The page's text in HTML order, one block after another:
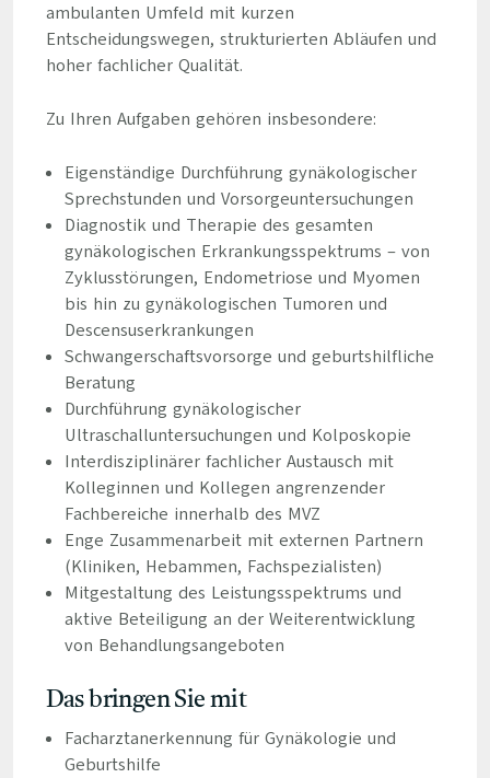
ambulanten Umfeld mit kurzen
Entscheidungswegen, strukturierten Abläufen und
hoher fachlicher Qualität.
Zu Ihren Aufgaben gehören insbesondere:
Eigenständige Durchführung gynäkologischer
Sprechstunden und Vorsorgeuntersuchungen
Diagnostik und Therapie des gesamten
gynäkologischen Erkrankungsspektrums – von
Zyklusstörungen, Endometriose und Myomen
bis hin zu gynäkologischen Tumoren und
Descensuserkrankungen
Schwangerschaftsvorsorge und geburtshilfliche
Beratung
Durchführung gynäkologischer
Ultraschalluntersuchungen und Kolposkopie
Interdisziplinärer fachlicher Austausch mit
Kolleginnen und Kollegen angrenzender
Fachbereiche innerhalb des MVZ
Enge Zusammenarbeit mit externen Partnern
(Kliniken, Hebammen, Fachspezialisten)
Mitgestaltung des Leistungsspektrums und
aktive Beteiligung an der Weiterentwicklung
von Behandlungsangeboten
Das bringen Sie mit
Facharztanerkennung für Gynäkologie und
Geburtshilfe